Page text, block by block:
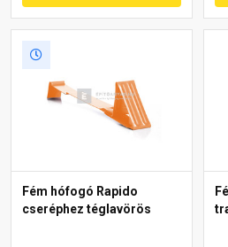
Fém hófogó Rapido
cseréphez téglavörös